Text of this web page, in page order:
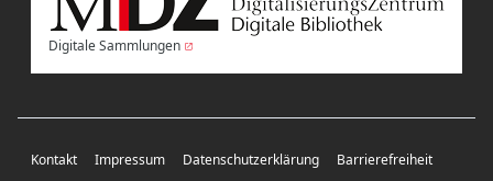
Digitale Sammlungen
Kontakt Impressum Datenschutzerklärung Barrierefreiheit